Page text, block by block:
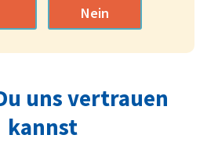
Nein
uns vertrauen
kannst